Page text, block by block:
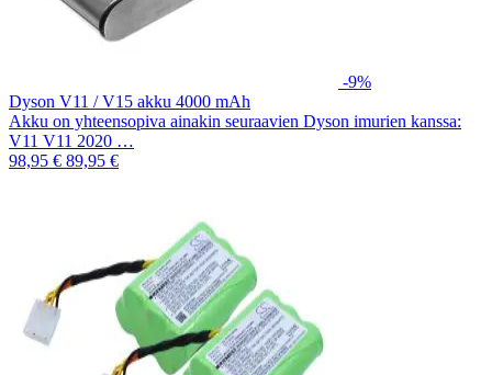
-9%
Dyson V11 / V15 akku 4000 mAh
Akku on yhteensopiva ainakin seuraavien Dyson imurien kanssa:
V11 V11 2020 …
98,95 € 89,95 €